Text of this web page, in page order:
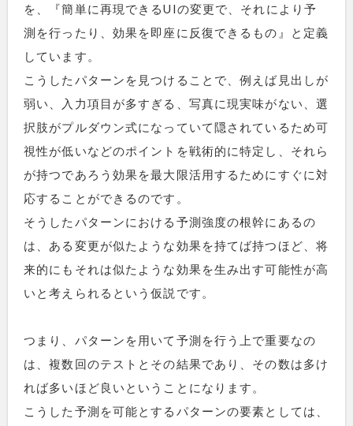
を、『簡単に再現できるUIの変更で、それにより予
測を行ったり、効果を即座に反復できるもの』と定義
しています。
こうしたパターンを見つけることで、例えば見出しが
弱い、入力項目が多すぎる、写真に現実味がない、選
択肢がプルダウン式になっていて隠されているため可
視性が低いなどのポイントを戦術的に特定し、それら
が持つであろう効果を最大限活用するためにすぐに対
応することができるのです。
そうしたパターンにおける予測強度の根幹にあるの
は、ある変更が似たような効果を持てば持つほど、将
来的にもそれは似たような効果を生み出す可能性が高
いと考えられるという仮説です。
つまり、パターンを用いて予測を行う上で重要なの
は、複数回のテストとその結果であり、その数は多け
れば多いほど良いということになります。
こうした予測を可能とするパターンの要素としては、